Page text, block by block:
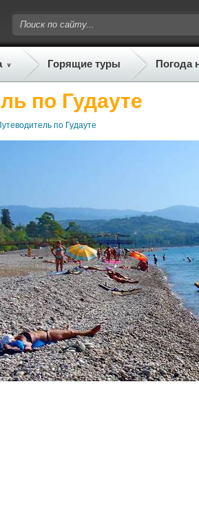
Горящие туры Погода
по Гудауте
по Гудауте